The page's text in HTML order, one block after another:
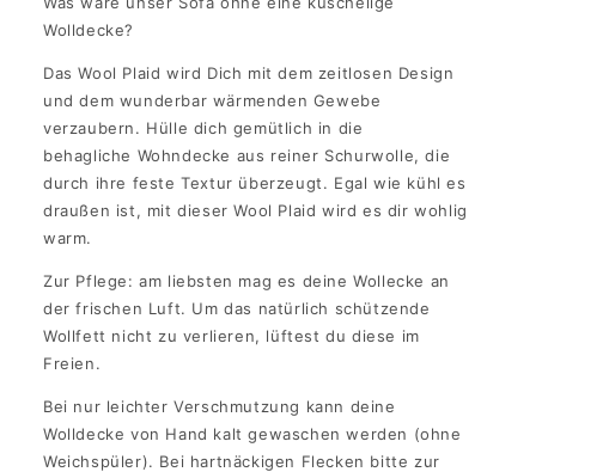
Wolldecke?
Das Wool Plaid wird Dich mit dem zeitlosen Design
und dem wunderbar wärmenden Gewebe
verzaubern. Hülle dich gemütlich in die
behagliche Wohndecke aus reiner Schurwolle, die
durch ihre feste Textur überzeugt. Egal wie kühl es
draußen ist, mit dieser Wool Plaid wird es dir wohlig
warm.
Zur Pflege: am liebsten mag es deine Wollecke an
der frischen Luft. Um das natürlich schützende
Wollfett nicht zu verlieren, lüftest du diese im
Freien.
Bei nur leichter Verschmutzung kann deine
Wolldecke von Hand kalt gewaschen werden (ohne
Weichspüler). Bei hartnäckigen Flecken bitte zur